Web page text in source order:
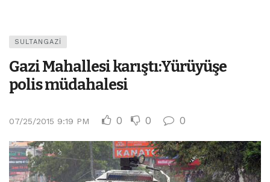
SULTANGAZI
Gazi Mahallesi karıştı:Yürüyüşe
polis müdahalesi
07/25/2015 9:19 PM 0 0 0